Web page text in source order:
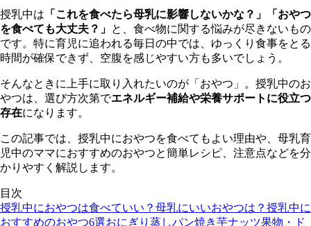
授乳中は 「これを食べたら母乳に影響しないかな？」「おやつ
を食べても大丈夫？」 と、食べ物に関する悩みが尽きないもの
です。特に育児に追われる毎日の中では、ゆっくり食事をとる
時間が確保できず、空腹を感じやすい方も多いでしょう。
そんなときに上手に取り入れたいのが「おやつ」。授乳中のお
やつは、選び方次第でエネルギー補給や栄養サポートに役立つ
存在になります。
この記事では、授乳中におやつを食べてもよい理由や、母乳育
児中のママにおすすめのおやつと簡単レシピ、注意点などを分
かりやすく解説します。
目次
授乳中におやつは食べていい？母乳にいいおやつは？ 授乳中に
おすすめのおやつ6選おにぎり 蒸しパン焼き芋ナッツ果物・ド